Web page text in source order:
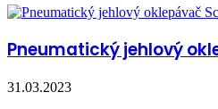
Pneumatický jehlový
31.03.2023